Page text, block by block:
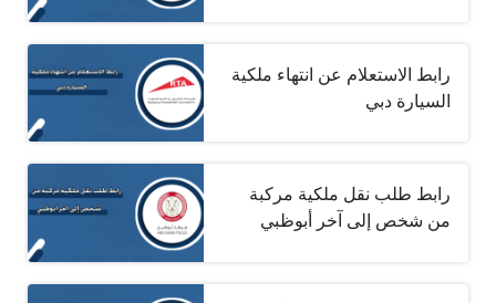
رابط الاستعلام عن انتهاء ملكية
السيارة دبي
رابط طلب نقل ملكية مركبة
من شخص إلى آخر أبوظبي